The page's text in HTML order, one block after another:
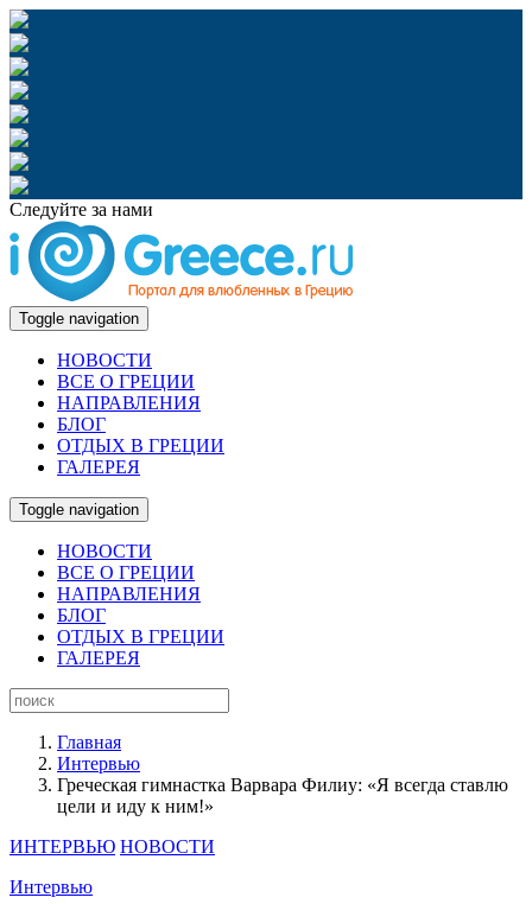
Следуйте за нами
Toggle navigation
НОВОСТИ
ВСЕ О ГРЕЦИИ
НАПРАВЛЕНИЯ
БЛОГ
ОТДЫХ В ГРЕЦИИ
ГАЛЕРЕЯ
Toggle navigation
НОВОСТИ
ВСЕ О ГРЕЦИИ
НАПРАВЛЕНИЯ
БЛОГ
ОТДЫХ В ГРЕЦИИ
ГАЛЕРЕЯ
Главная
Интервью
Греческая гимнастка Варвара Филиу: «Я всегда ставлю
цели и иду к ним!»
ИНТЕРВЬЮ НОВОСТИ
Интервью